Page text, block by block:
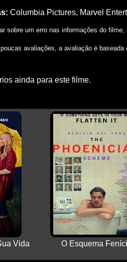
Columbia Pictures, Marvel
sobre um erro nas informações do filme,
avaliações, a avaliação é
ainda para este filme.
Vida O Esquema